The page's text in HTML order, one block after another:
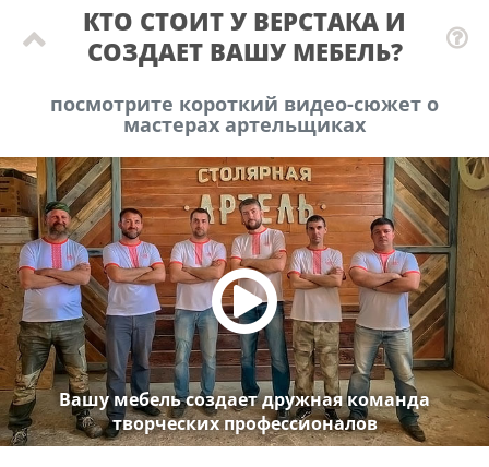
КТО СТОИТ У ВЕРСТАКА И
СОЗДАЕТ ВАШУ МЕБЕЛЬ?
посмотрите короткий видео-сюжет о
мастерах артельщиках
Вашу мебель создает дружная команда
творческих профессионалов